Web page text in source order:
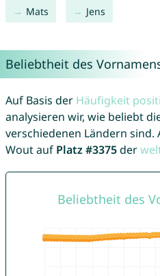
Mats Jens
Beliebtheit des
Auf Basis der Häufigkeit
analysieren wir, wie beliebt
verschiedenen Ländern
Wout auf Platz #3375der